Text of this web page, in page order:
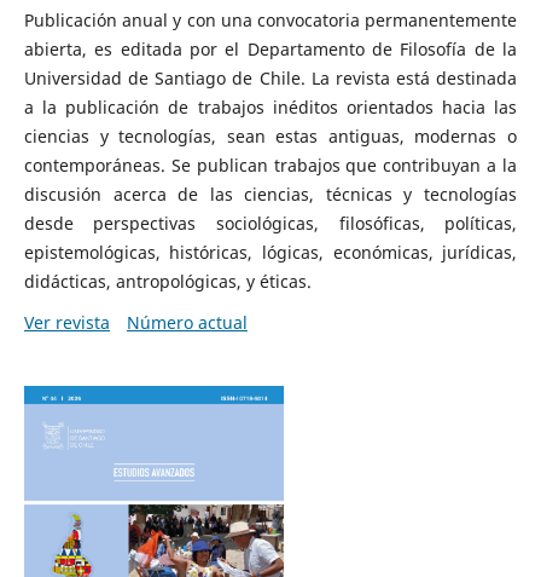
Publicación anual y con una convocatoria permanentemente
abierta, es editada por el Departamento de Filosofía de la
Universidad de Santiago de Chile. La revista está destinada
a la publicación de trabajos inéditos orientados hacia las
ciencias y tecnologías, sean estas antiguas, modernas o
contemporáneas. Se publican trabajos que contribuyan a la
discusión acerca de las ciencias, técnicas y tecnologías
desde perspectivas sociológicas, filosóficas, políticas,
epistemológicas, históricas, lógicas, económicas, jurídicas,
didácticas, antropológicas, y éticas.
Ver revista
Número actual